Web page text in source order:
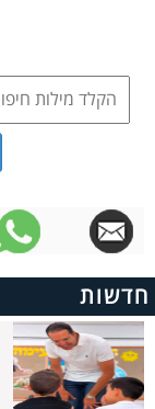
חדשות